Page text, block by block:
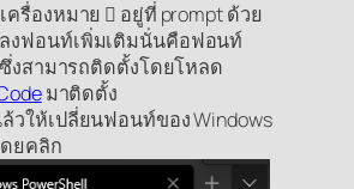
ครื่องหมาย  อยู่ที่ prompt ด้วย
งฟอนท์เพิ่มเติมนั่นคือฟอนท์
งสามารถติดตั้งโดยโหลด
มาติดตั้ง
วให้เปลี่ยนฟอนท์ของ Windows
ยคลิก